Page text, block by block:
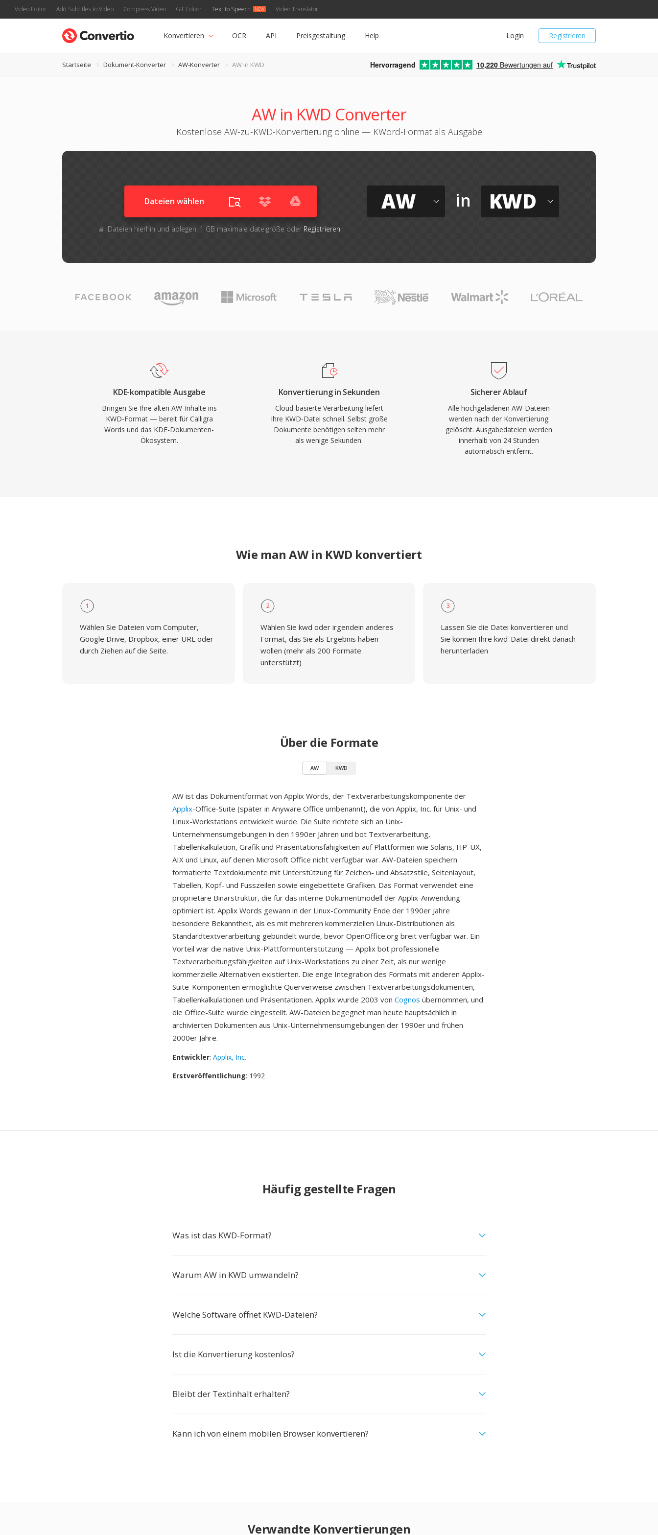
Video Editor Add Subtitles to Video Compress Video GIF Editor Text to Speech Video Translator
Registrieren
Login
Konvertieren OCR API Preisgestaltung Help
Startseite Dokument-Konverter AW-Konverter AW in KWD Hervorragend 10,220 Bewertungen auf
AW in KWD Converter
Kostenlose AW-zu-KWD-Konvertierung online — KWord-Format als Ausgabe
Dateien wählen
Dateien hierhin und ablegen. 1 GB maximale dateigröße oder Registrieren
AW in KWD
KDE-kompatible Ausgabe
Bringen Sie Ihre alten AW-Inhalte ins
KWD-Format — bereit für Calligra
Words und das KDE-Dokumenten-
Ökosystem.
Konvertierung in Sekunden
Cloud-basierte Verarbeitung liefert
Ihre KWD-Datei schnell. Selbst große
Dokumente benötigen selten mehr
als wenige Sekunden.
Sicherer Ablauf
Alle hochgeladenen AW-Dateien
werden nach der Konvertierung
gelöscht. Ausgabedateien werden
innerhalb von 24 Stunden
automatisch entfernt.
Wie man AW in KWD konvertiert
1
Wählen Sie Dateien vom Computer,
Google Drive, Dropbox, einer URL oder
durch Ziehen auf die Seite.
2
Wählen Sie kwd oder irgendein anderes
Format, das Sie als Ergebnis haben
wollen (mehr als 200 Formate
unterstützt)
3
Lassen Sie die Datei konvertieren und
Sie können Ihre kwd-Datei direkt danach
herunterladen
Über die Formate
AW KWD
AW ist das Dokumentformat von Applix Words, der Textverarbeitungskomponente der
Applix-Office-Suite (später in Anyware Office umbenannt), die von Applix, Inc. für Unix- und
Linux-Workstations entwickelt wurde. Die Suite richtete sich an Unix-
Unternehmensumgebungen in den 1990er Jahren und bot Textverarbeitung,
Tabellenkalkulation, Grafik und Präsentationsfähigkeiten auf Plattformen wie Solaris, HP-UX,
AIX und Linux, auf denen Microsoft Office nicht verfügbar war. AW-Dateien speichern
formatierte Textdokumente mit Unterstützung für Zeichen- und Absatzstile, Seitenlayout,
Tabellen, Kopf- und Fusszeilen sowie eingebettete Grafiken. Das Format verwendet eine
proprietäre Binärstruktur, die für das interne Dokumentmodell der Applix-Anwendung
optimiert ist. Applix Words gewann in der Linux-Community Ende der 1990er Jahre
besondere Bekanntheit, als es mit mehreren kommerziellen Linux-Distributionen als
Standardtextverarbeitung gebündelt wurde, bevor OpenOffice.org breit verfügbar war. Ein
Vorteil war die native Unix-Plattformunterstützung — Applix bot professionelle
Textverarbeitungsfähigkeiten auf Unix-Workstations zu einer Zeit, als nur wenige
kommerzielle Alternativen existierten. Die enge Integration des Formats mit anderen Applix-
Suite-Komponenten ermöglichte Querverweise zwischen Textverarbeitungsdokumenten,
Tabellenkalkulationen und Präsentationen. Applix wurde 2003 von Cognos übernommen, und
die Office-Suite wurde eingestellt. AW-Dateien begegnet man heute hauptsächlich in
archivierten Dokumenten aus Unix-Unternehmensumgebungen der 1990er und frühen
2000er Jahre.
Entwickler: Applix, Inc.
Erstveröffentlichung: 1992
Häufig gestellte Fragen
Was ist das KWD-Format?
Warum AW in KWD umwandeln?
Welche Software öffnet KWD-Dateien?
Ist die Konvertierung kostenlos?
Bleibt der Textinhalt erhalten?
Kann ich von einem mobilen Browser konvertieren?
Verwandte Konvertierungen